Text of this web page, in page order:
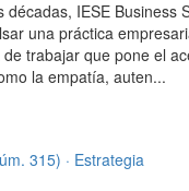
décadas, IESE Business
una práctica
trabajar que pone el
la empatía, auten...
315) · Estrategia